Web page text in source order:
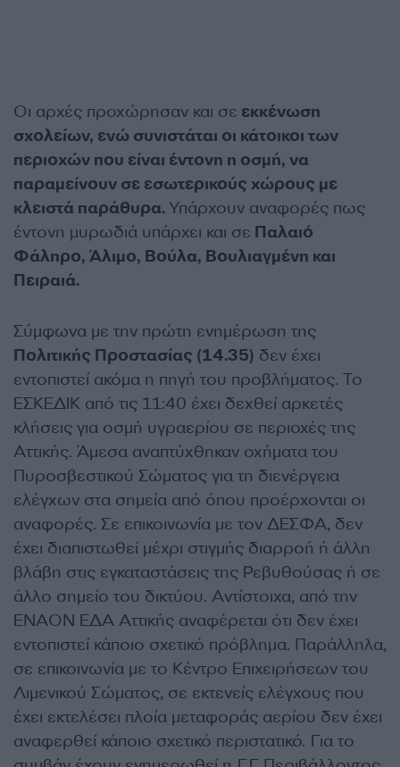
Οι αρχές προχώρησαν και σε εκκένωση
σχολείων, ενώ συνιστάται οι κάτοικοι των
περιοχών που είναι έντονη η οσμή, να
παραμείνουν σε εσωτερικούς χώρους με
κλειστά παράθυρα.Υπάρχουν αναφορές πως
έντονη μυρωδιά υπάρχει και σε Παλαιό
Φάληρο, Άλιμο, Βούλα, Βουλιαγμένη και
Πειραιά.
Σύμφωνα με την πρώτη ενημέρωση της
Πολιτικής Προστασίας (14.35) δεν έχει
εντοπιστεί ακόμα η πηγή του προβλήματος. Το
ΕΣΚΕΔΙΚ από τις 11:40 έχει δεχθεί αρκετές
κλήσεις για οσμή υγραερίου σε περιοχές της
Αττικής. Άμεσα αναπτύχθηκαν οχήματα του
Πυροσβεστικού Σώματος για τη διενέργεια
ελέγχων στα σημεία από όπου προέρχονται οι
αναφορές. Σε επικοινωνία με τον ΔΕΣΦΑ, δεν
έχει διαπιστωθεί μέχρι στιγμής διαρροή ή άλλη
βλάβη στις εγκαταστάσεις της Ρεβυθούσας ή σε
άλλο σημείο του δικτύου. Αντίστοιχα, από την
ΕΝΑΟΝ ΕΔΑ Αττικής αναφέρεται ότι δεν έχει
εντοπιστεί κάποιο σχετικό πρόβλημα. Παράλληλα,
σε επικοινωνία με το Κέντρο Επιχειρήσεων του
Λιμενικού Σώματος, σε εκτενείς ελέγχους που
έχει εκτελέσει πλοία μεταφοράς αερίου δεν έχει
αναφερθεί κάποιο σχετικό περιστατικό. Για το